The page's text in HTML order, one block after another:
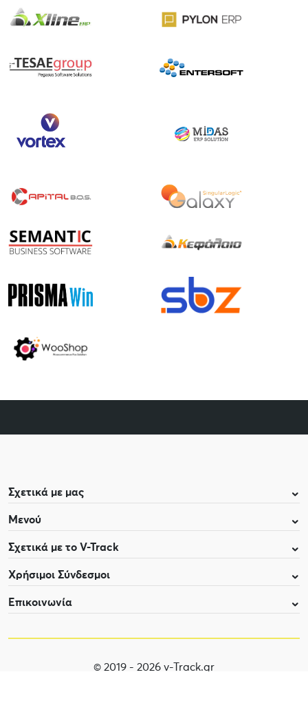
Σχετικά με μας
Μενού
Σχετικά με το V-Track
Χρήσιμοι Σύνδεσμοι
Επικοινωνία
© 2019 - 2026 v-Track.gr